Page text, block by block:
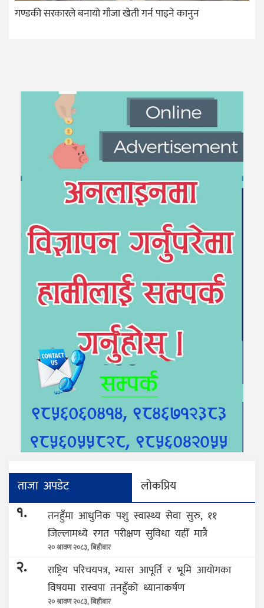
गण्डकी सरकारले बनायो गाँजा खेती गर्न पाइने कानुन
ताजा अपडेट लोकप्रिय
१.
तनहुँमा आधुनिक पशु स्वास्थ्य सेवा सुरु, ११
जिल्लामध्ये रगत परीक्षण सुविधा यहीँ मात्रै
२० श्रावण २०८३, बिहीबार
२.
राष्ट्रिय परिचयपत्र, ग्यास आपूर्ति र भूमि आयोगका
विषयमा रास्वपा तनहुँको ध्यानाकर्षण
२० श्रावण २०८३, बिहीबार